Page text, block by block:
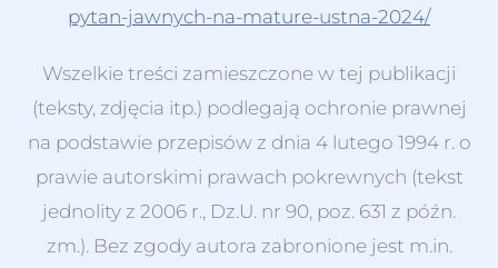
pytan-jawnych-na-mature-ustna-2024/
Wszelkie treści zamieszczone w tej publikacji
(teksty, zdjęcia itp.) podlegają ochronie prawnej
na podstawie przepisów z dnia 4 lutego 1994 r. o
prawie autorskimi prawach pokrewnych (tekst
jednolity z 2006 r., Dz.U. nr 90, poz. 631 z późn.
zm.). Bez zgody autora zabronione jest m.in.